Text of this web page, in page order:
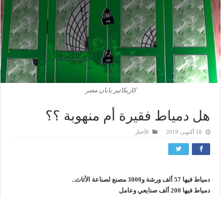
كاريكاتير يابان مصر
هل دمياط فقيرة أم منهوبة ؟؟
18 أكتوبر، 2019 الأخبار
دمياط فيها 57 ألف ورشة و3000 مصنع لصناعة الأثاث..
دمياط فيها 200 ألف صنايعي وعامل